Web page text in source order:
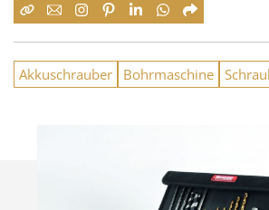
Akkuschrauber Bohrmaschine